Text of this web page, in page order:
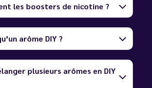
les boosters de nicotine ?
arôme DIY ?
plusieurs arômes en DIY